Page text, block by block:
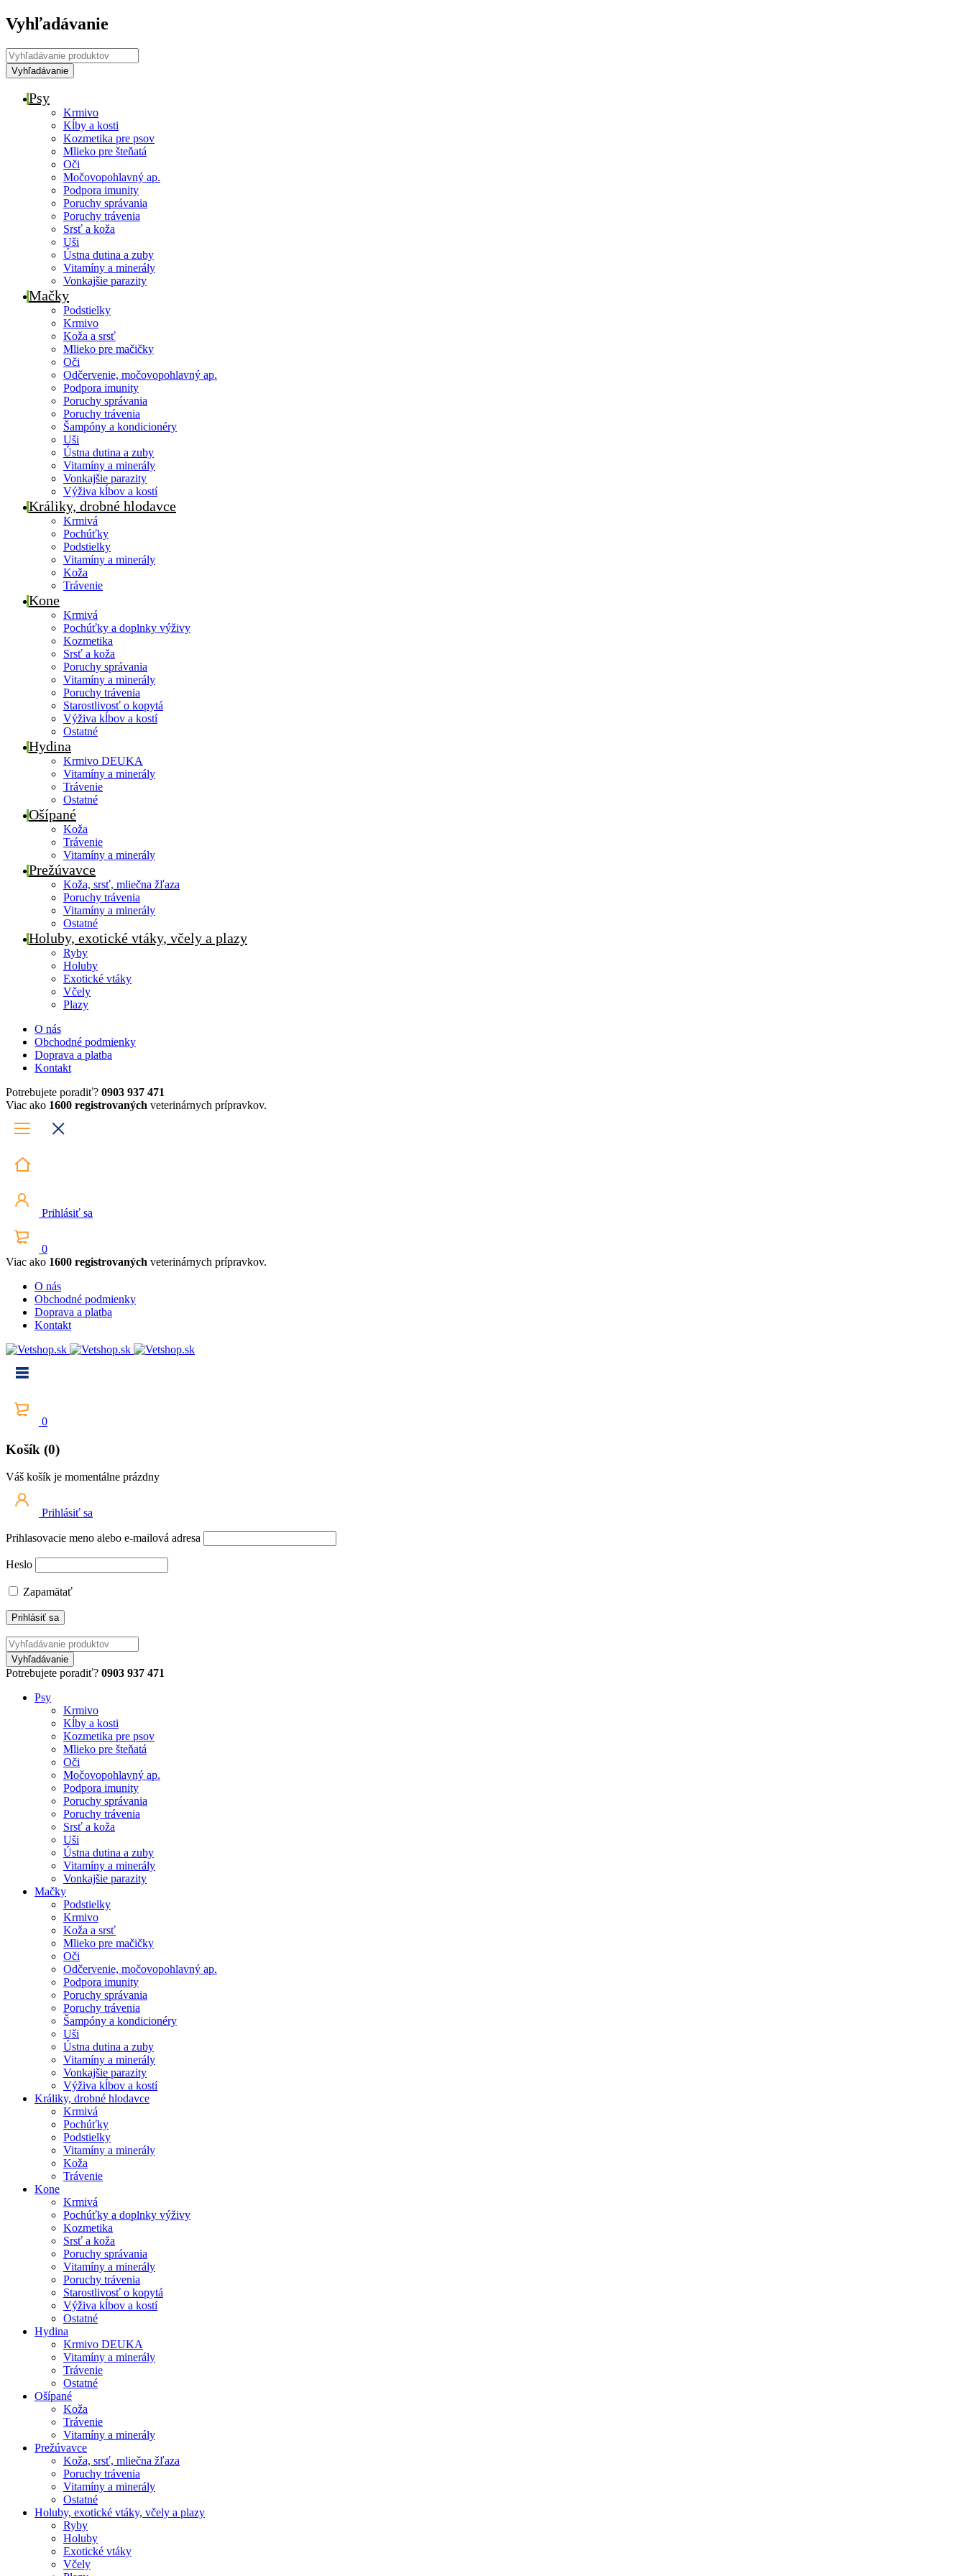
Vyhľadávanie
Psy
Krmivo
Kĺby a kosti
Kozmetika pre psov
Mlieko pre šteňatá
Oči
Močovopohlavný ap.
Podpora imunity
Poruchy správania
Poruchy trávenia
Srsť a koža
Uši
Ústna dutina a zuby
Vitamíny a minerály
Vonkajšie parazity
Mačky
Podstielky
Krmivo
Koža a srsť
Mlieko pre mačičky
Oči
Odčervenie, močovopohlavný ap.
Podpora imunity
Poruchy správania
Poruchy trávenia
Šampóny a kondicionéry
Uši
Ústna dutina a zuby
Vitamíny a minerály
Vonkajšie parazity
Výživa kĺbov a kostí
Králiky, drobné hlodavce
Krmivá
Pochúťky
Podstielky
Vitamíny a minerály
Koža
Trávenie
Kone
Krmivá
Pochúťky a doplnky výživy
Kozmetika
Srsť a koža
Poruchy správania
Vitamíny a minerály
Poruchy trávenia
Starostlivosť o kopytá
Výživa kĺbov a kostí
Ostatné
Hydina
Krmivo DEUKA
Vitamíny a minerály
Trávenie
Ostatné
Ošípané
Koža
Trávenie
Vitamíny a minerály
Prežúvavce
Koža, srsť, mliečna žľaza
Poruchy trávenia
Vitamíny a minerály
Ostatné
Holuby, exotické vtáky, včely a plazy
Ryby
Holuby
Exotické vtáky
Včely
Plazy
O nás
Obchodné podmienky
Doprava a platba
Kontakt
Potrebujete poradiť? 0903 937 471
Viac ako 1600 registrovaných veterinárnych prípravkov.
Prihlásiť sa
0
Viac ako 1600 registrovaných veterinárnych prípravkov.
O nás
Obchodné podmienky
Doprava a platba
Kontakt
0
Košík (0)
Váš košík je momentálne prázdny
Prihlásiť sa
Prihlasovacie meno alebo e-mailová adresa
Heslo
Zapamätať
Potrebujete poradiť? 0903 937 471
Psy
Krmivo
Kĺby a kosti
Kozmetika pre psov
Mlieko pre šteňatá
Oči
Močovopohlavný ap.
Podpora imunity
Poruchy správania
Poruchy trávenia
Srsť a koža
Uši
Ústna dutina a zuby
Vitamíny a minerály
Vonkajšie parazity
Mačky
Podstielky
Krmivo
Koža a srsť
Mlieko pre mačičky
Oči
Odčervenie, močovopohlavný ap.
Podpora imunity
Poruchy správania
Poruchy trávenia
Šampóny a kondicionéry
Uši
Ústna dutina a zuby
Vitamíny a minerály
Vonkajšie parazity
Výživa kĺbov a kostí
Králiky, drobné hlodavce
Krmivá
Pochúťky
Podstielky
Vitamíny a minerály
Koža
Trávenie
Kone
Krmivá
Pochúťky a doplnky výživy
Kozmetika
Srsť a koža
Poruchy správania
Vitamíny a minerály
Poruchy trávenia
Starostlivosť o kopytá
Výživa kĺbov a kostí
Ostatné
Hydina
Krmivo DEUKA
Vitamíny a minerály
Trávenie
Ostatné
Ošípané
Koža
Trávenie
Vitamíny a minerály
Prežúvavce
Koža, srsť, mliečna žľaza
Poruchy trávenia
Vitamíny a minerály
Ostatné
Holuby, exotické vtáky, včely a plazy
Ryby
Holuby
Exotické vtáky
Včely